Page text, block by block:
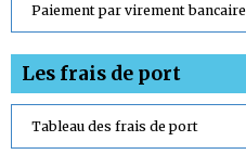
Paiement par virement bancaire
Les frais de port
Tableau des frais de port